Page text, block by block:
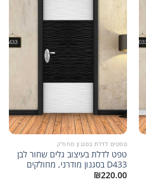
טפטים לדלת בסגנון מחולק
טפט לדלת בעיצוב גלים שחור לבן
D433 בסגנון מודרני, מחולקים
₪220.00